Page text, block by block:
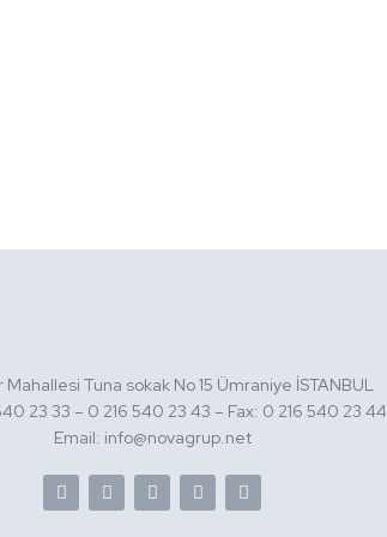
Mahallesi Tuna sokak No 15 Ümraniye İSTANBUL
23 33 – 0 216 540 23 43 – Fax: 0 216 540 23 44
Email: info@novagrup.net